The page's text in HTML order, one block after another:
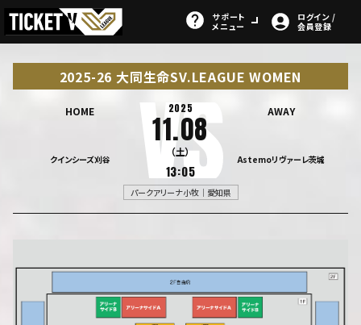
サポート
メニュー
ログイン /
会員登録
2025-26 大同生命SV.LEAGUE WOMEN
HOME
クインシーズ刈谷
2025
11.08
（土）
13:05
AWAY
Astemoリヴァーレ茨城
パークアリーナ小牧｜愛知県